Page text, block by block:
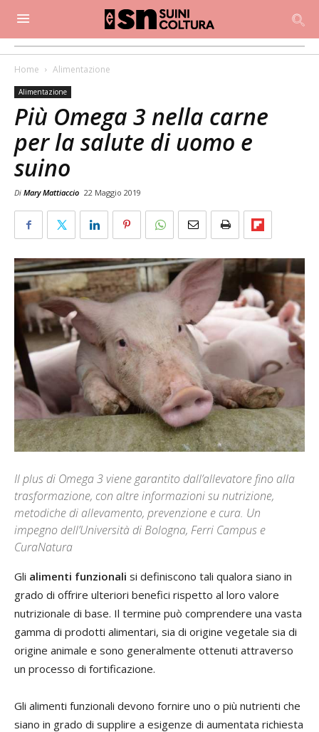
Home Alimentazione
Alimentazione
Più Omega 3 nella carne
per la salute di uomo e
suino
Di Mary Mattiaccio 22 Maggio 2019
Il plus di Omega 3 viene garantito dall’allevatore fino alla
trasformazione, con altre informazioni su nutrizione,
metodiche di allevamento, prevenzione e cura. Un
impegno dell’Università di Bologna, Ferri Campus e
CuraNatura
Gli alimenti funzionali si definiscono tali qualora siano in
grado di offrire ulteriori benefici rispetto al loro valore
nutrizionale di base. Il termine può comprendere una vasta
gamma di prodotti alimentari, sia di origine vegetale sia di
origine animale e sono generalmente ottenuti attraverso
un processo di fortificazione.
Gli alimenti funzionali devono fornire uno o più nutrienti che
siano in grado di supplire a esigenze di aumentata richiesta